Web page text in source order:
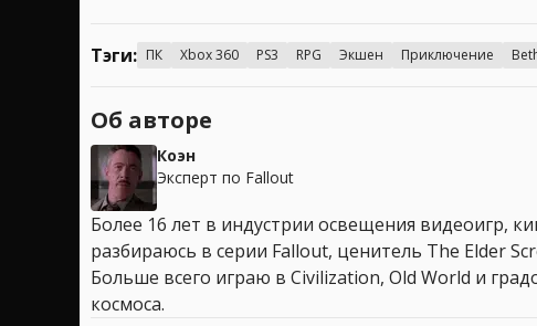
Тэги: ПК Xbox 360 PS3 RPG Экшен Приключение
Об авторе
Коэн
Эксперт по Fallout
Более 16 лет в индустрии освещения видеоигр,
разбираюсь в серии Fallout, ценитель The Elder
Больше всего играю в Civilization, Old World и
космоса.